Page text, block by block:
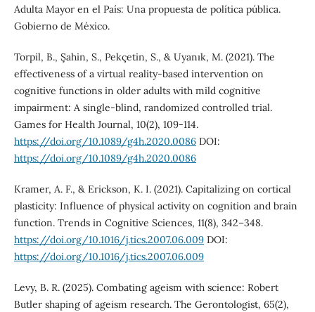
Adulta Mayor en el País: Una propuesta de política pública.
Gobierno de México.
Torpil, B., Şahin, S., Pekçetin, S., & Uyanık, M. (2021). The
effectiveness of a virtual reality-based intervention on
cognitive functions in older adults with mild cognitive
impairment: A single-blind, randomized controlled trial.
Games for Health Journal, 10(2), 109-114.
https://doi.org/10.1089/g4h.2020.0086DOI:
https://doi.org/10.1089/g4h.2020.0086
Kramer, A. F., & Erickson, K. I. (2021). Capitalizing on cortical
plasticity: Influence of physical activity on cognition and brain
function. Trends in Cognitive Sciences, 11(8), 342–348.
https://doi.org/10.1016/j.tics.2007.06.009DOI:
https://doi.org/10.1016/j.tics.2007.06.009
Levy, B. R. (2025). Combating ageism with science: Robert
Butler shaping of ageism research. The Gerontologist, 65(2),